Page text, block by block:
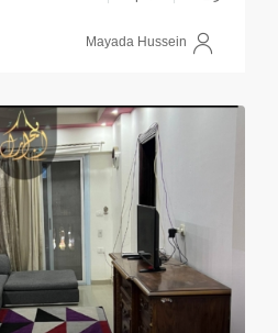
Mayada Hussein